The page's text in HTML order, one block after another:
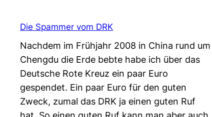
Die Spammer vom DRK
Nachdem im Frühjahr 2008 in China rund um
Chengdu die Erde bebte habe ich über das
Deutsche Rote Kreuz ein paar Euro
gespendet. Ein paar Euro für den guten
Zweck, zumal das DRK ja einen guten Ruf